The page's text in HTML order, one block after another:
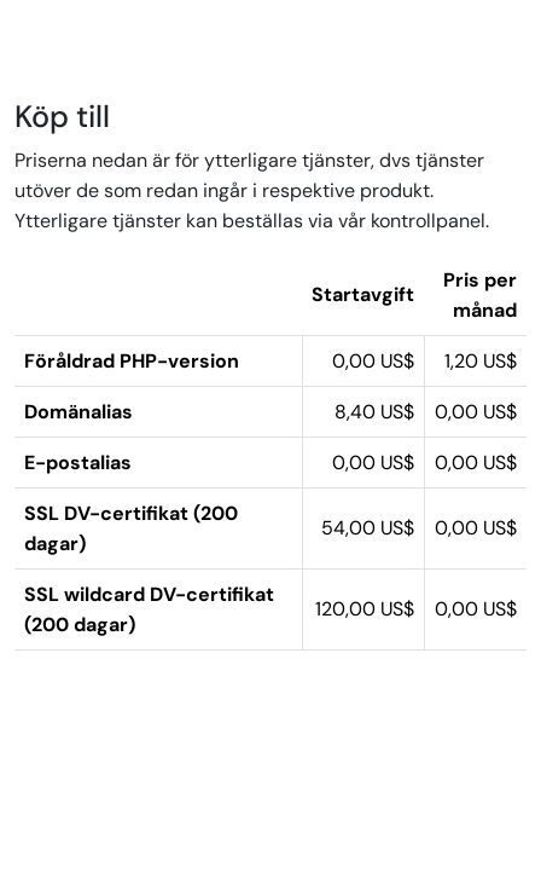
Köp till
Priserna nedan är för ytterligare tjänster, dvs tjänster
utöver de som redan ingår i respektive produkt.
Ytterligare tjänster kan beställas via vår kontrollpanel.
Startavgift
Pris per
månad
Föråldrad PHP-version
0,00 US$
1,20 US$
Domänalias
8,40 US$
0,00 US$
E-postalias
0,00 US$
0,00 US$
SSL DV-certifikat (200
dagar)
54,00 US$ 0,00 US$
SSL wildcard DV-certifikat
(200 dagar)
120,00 US$ 0,00 US$